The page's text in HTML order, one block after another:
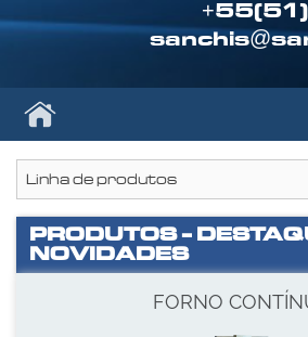
PRODUTOS -
NOVIDADES
FORNO